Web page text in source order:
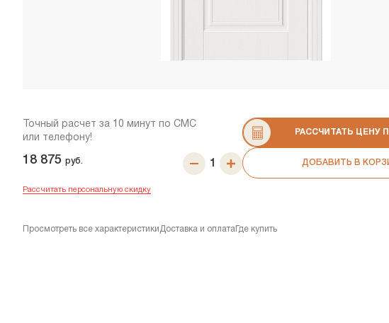
Точный расчет за 10 минут по СМС
или телефону!
18 875 руб.
РАССЧИТАТЬ ЦЕНУ
ДОБАВИТЬ В
Рассчитать персональную скидку
Просмотреть все характеристики Доставка и оплата Где купить